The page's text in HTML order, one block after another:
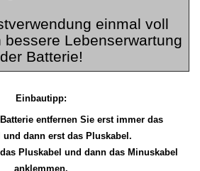
einmal voll
bessere Lebenserwartung
der Batterie!
Einbautipp:
entfernen Sie erst immer das
und dann erst das Pluskabel.
Pluskabel und dann das Minuskabel
anklemmen.